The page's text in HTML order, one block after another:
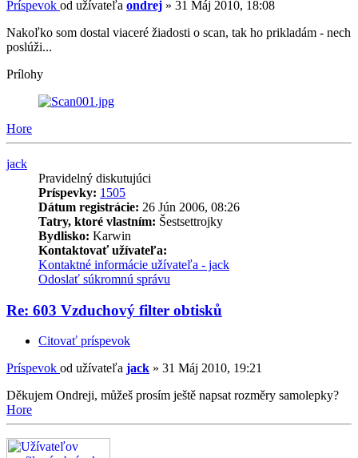
Príspevok od užívateľa ondrej » 31 Máj 2010, 18:08
Nakoľko som dostal viaceré žiadosti o scan, tak ho prikladám - nech
poslúži...
Prílohy
Hore
jack
Pravidelný diskutujúci
Príspevky: 1505
Dátum registrácie: 26 Jún 2006, 08:26
Tatry, ktoré vlastním: Šestsettrojky
Bydlisko: Karwin
Kontaktovať užívateľa:
Kontaktné informácie užívateľa - jack
Odoslať súkromnú správu
Re: 603 Vzduchový filter obtisků
Citovať príspevok
Príspevok od užívateľa jack » 31 Máj 2010, 19:21
Děkujem Ondreji, můžeš prosím ještě napsat rozměry samolepky?
Hore